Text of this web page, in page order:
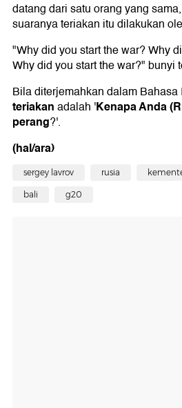
datang dari satu orang yang
suaranya teriakan itu dilakukan
"Why did you start the war? Why
Why did you start the war?" bunyi
Bila diterjemahkan dalam
teriakanadalah 'Kenapa Anda
perang?'.
(hal/ara)
sergey lavrov rusia
bali g20